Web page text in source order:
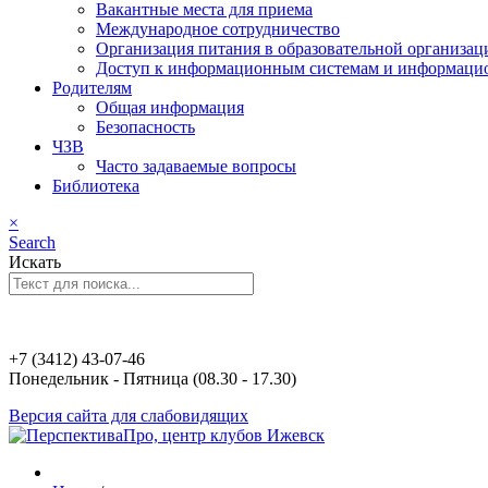
Вакантные места для приема
Международное сотрудничество
Организация питания в образовательной
Доступ к информационным системам и
Родителям
Общая информация
Безопасность
ЧЗВ
Часто задаваемые вопросы
Библиотека
×
Search
Искать
+7 (3412) 43-07-46
Понедельник - Пятница (08.30 - 17.30)
Версия сайта для слабовидящих